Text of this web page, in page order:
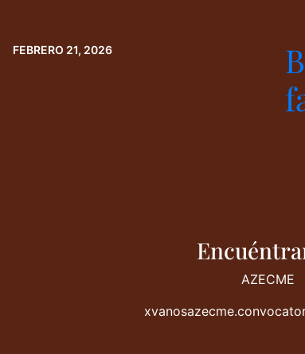
FEBRERO 21, 2026
AZECME